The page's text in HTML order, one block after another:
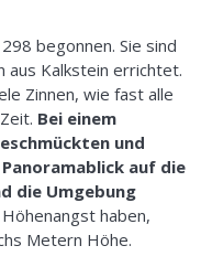
begonnen. Sie sind
aus Kalkstein errichtet.
Zinnen, wie fast alle
Bei einem
und
auf die
die Umgebung
haben,
Metern Höhe.